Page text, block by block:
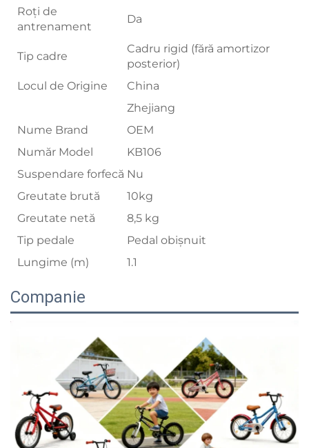
Roți de
antrenament
Da
Tip cadre
Cadru rigid (fără amortizor
posterior)
Locul de Origine
China
Zhejiang
Nume Brand
OEM
Număr Model
KB106
Suspendare forfecă Nu
Greutate brută
10kg
Greutate netă
8,5 kg
Tip pedale
Pedal obișnuit
Lungime (m)
1.1
Companie